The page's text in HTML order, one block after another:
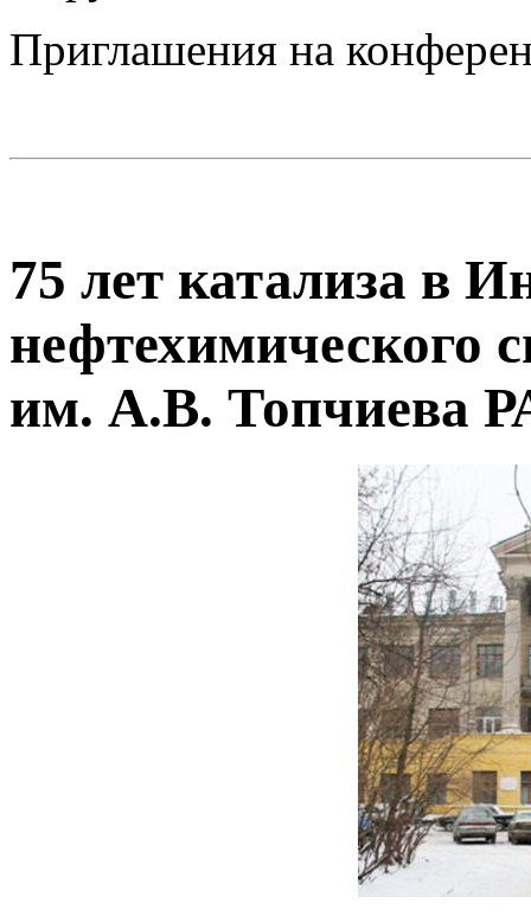
Приглашения на
75 лет катализа в
нефтехимического
им. А.В. Топчиева